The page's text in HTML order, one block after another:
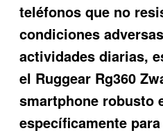
teléfonos que no
condiciones
actividades diarias,
el Ruggear Rg360
smartphone robusto
específicamente